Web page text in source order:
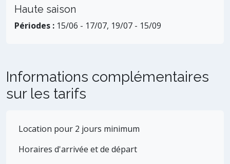
Haute saison
Périodes : 15/06 - 17/07, 19/07 - 15/09
Informations complémentaires
sur les tarifs
Location pour 2 jours minimum
Horaires d'arrivée et de départ